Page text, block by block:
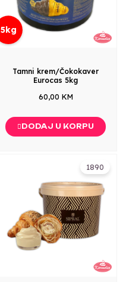
5kg
Tamni krem/Čokokaver
Eurocas 5kg
60,00 KM
DODAJ U KORPU
1890